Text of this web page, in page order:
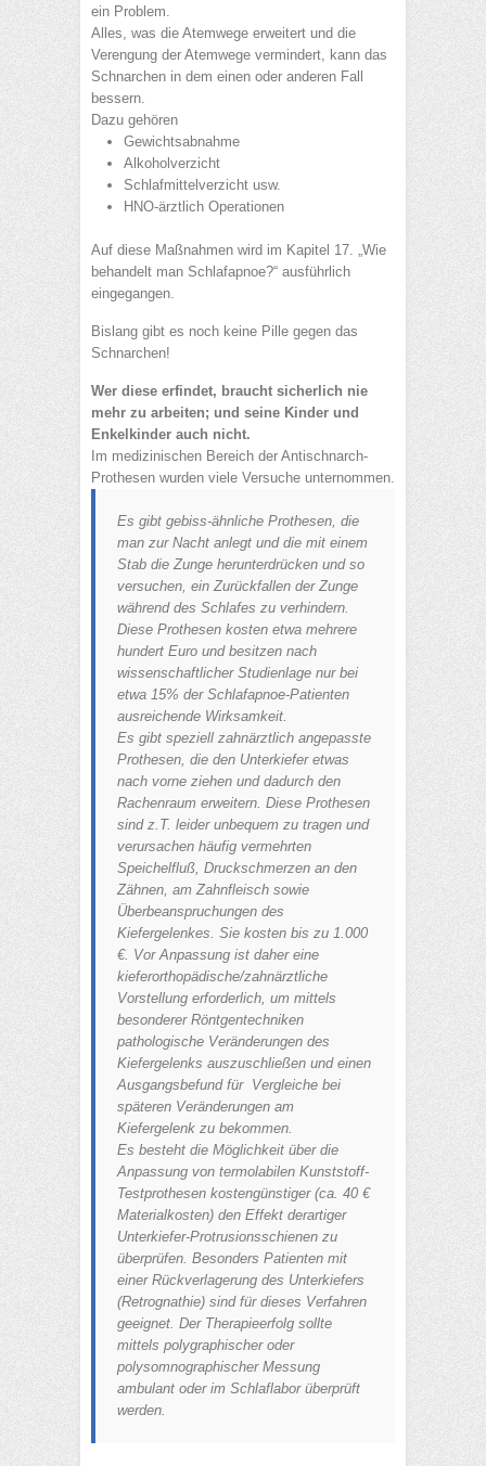
ein Problem.
Alles, was die Atemwege erweitert und die
Verengung der Atemwege vermindert, kann das
Schnarchen in dem einen oder anderen Fall
bessern.
Dazu gehören
Gewichtsabnahme
Alkoholverzicht
Schlafmittelverzicht usw.
HNO-ärztlich Operationen
Auf diese Maßnahmen wird im Kapitel 17. „Wie
behandelt man Schlafapnoe?“ ausführlich
eingegangen.
Bislang gibt es noch keine Pille gegen das
Schnarchen!
Wer diese erfindet, braucht sicherlich nie
mehr zu arbeiten; und seine Kinder und
Enkelkinder auch nicht.
Im medizinischen Bereich der Antischnarch-
Prothesen wurden viele Versuche unternommen.
Es gibt gebiss-ähnliche Prothesen, die
man zur Nacht anlegt und die mit einem
Stab die Zunge herunterdrücken und so
versuchen, ein Zurückfallen der Zunge
während des Schlafes zu verhindern.
Diese Prothesen kosten etwa mehrere
hundert Euro und besitzen nach
wissenschaftlicher Studienlage nur bei
etwa 15% der Schlafapnoe-Patienten
ausreichende Wirksamkeit.
Es gibt speziell zahnärztlich angepasste
Prothesen, die den Unterkiefer etwas
nach vorne ziehen und dadurch den
Rachenraum erweitern. Diese Prothesen
sind z.T. leider unbequem zu tragen und
verursachen häufig vermehrten
Speichelfluß, Druckschmerzen an den
Zähnen, am Zahnfleisch sowie
Überbeanspruchungen des
Kiefergelenkes. Sie kosten bis zu 1.000
€. Vor Anpassung ist daher eine
kieferorthopädische/zahnärztliche
Vorstellung erforderlich, um mittels
besonderer Röntgentechniken
pathologische Veränderungen des
Kiefergelenks auszuschließen und einen
Ausgangsbefund für Vergleiche bei
späteren Veränderungen am
Kiefergelenk zu bekommen.
Es besteht die Möglichkeit über die
Anpassung von termolabilen Kunststoff-
Testprothesen kostengünstiger (ca. 40 €
Materialkosten) den Effekt derartiger
Unterkiefer-Protrusionsschienen zu
überprüfen. Besonders Patienten mit
einer Rückverlagerung des Unterkiefers
(Retrognathie) sind für dieses Verfahren
geeignet. Der Therapieerfolg sollte
mittels polygraphischer oder
polysomnographischer Messung
ambulant oder im Schlaflabor überprüft
werden.